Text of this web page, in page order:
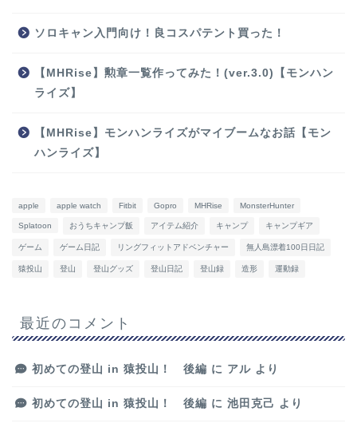
ソロキャン入門向け！良コスパテント買った！
【MHRise】勲章一覧作ってみた！(ver.3.0)【モンハン
ライズ】
【MHRise】モンハンライズがマイブームなお話【モン
ハンライズ】
apple apple watch Fitbit Gopro MHRise MonsterHunter
Splatoon おうちキャンプ飯 アイテム紹介 キャンプ キャンプギア
ゲーム ゲーム日記 リングフィットアドベンチャー 無人島漂着100日日記
猿投山 登山 登山グッズ 登山日記 登山録 造形 運動録
最近のコメント
初めての登山 in 猿投山！ 後編 に アル より
初めての登山 in 猿投山！ 後編 に 池田克己 より